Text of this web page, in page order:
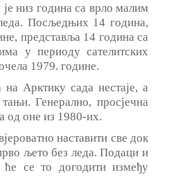
низ година са врло малим
Посљедњих 14 година,
представља 14 година са
у периоду сателитских
1979. године.
Арктику сада нестаје, а
Генерално, просјечна
од оне из 1980-их.
наставити све док
љето без леда. Подаци и
се то догодити између